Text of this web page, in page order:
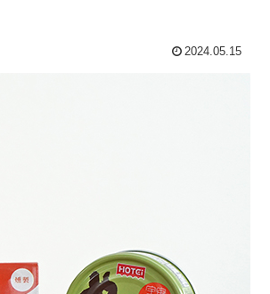
2024.05.15